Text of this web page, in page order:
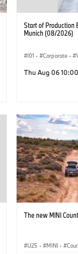
Start of Production
Munich (08/2026)
I01 · Corporate ·
Thu Aug 06
The new MINI
U25 · MINI ·